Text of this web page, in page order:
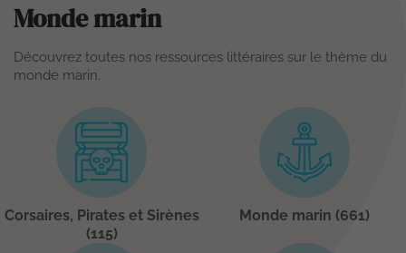
Monde marin
Découvrez toutes nos ressources littéraires sur le thème du
monde marin.
Corsaires, Pirates et Sirènes
(115)
Monde marin (661)